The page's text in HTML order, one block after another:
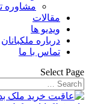
مقالات
ویدیو ها
درباره ملکبانان
تماس با ما
Select Page